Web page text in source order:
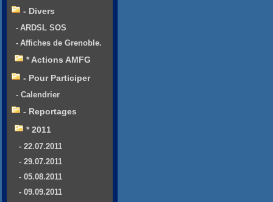
- Divers
- ARDSL SOS
- Affiches de Grenoble.
* Actions AMFG
- Pour Participer
- Calendrier
- Reportages
* 2011
- 22.07.2011
- 29.07.2011
- 05.08.2011
- 09.09.2011